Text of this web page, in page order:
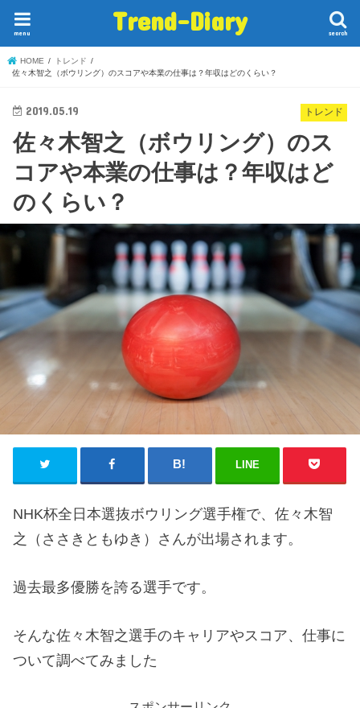
Trend-Diary search
menu
HOME
トレンド
佐々木智之（ボウリング）のスコアや本業の仕事は？年収はどのくらい？
トレンド
2019.05.19
佐々木智之（ボウリング）のス
コアや本業の仕事は？年収はど
のくらい？
LINE
NHK杯全日本選抜ボウリング選手権で、佐々木智
之（ささきともゆき）さんが出場されます。
過去最多優勝を誇る選手です。
そんな佐々木智之選手のキャリアやスコア、仕事に
ついて調べてみました